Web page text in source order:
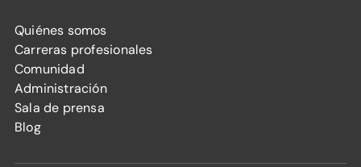
Quiénes somos
Carreras profesionales
Comunidad
Administración
Sala de prensa
Blog